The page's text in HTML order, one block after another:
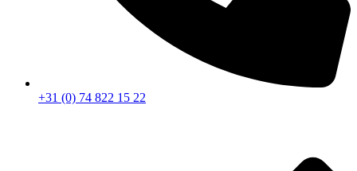
+31 (0) 74 822 15 22